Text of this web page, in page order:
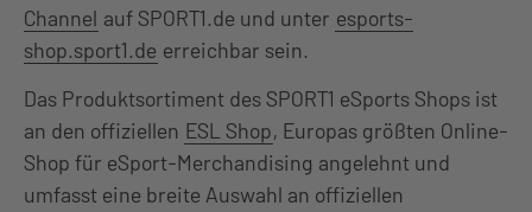
Channel auf SPORT1.de und unter esports-
shop.sport1.de erreichbar sein.
Das Produktsortiment des SPORT1 eSports Shops ist
an den offiziellen ESL Shop, Europas größten Online-
Shop für eSport-Merchandising angelehnt und
umfasst eine breite Auswahl an offiziellen